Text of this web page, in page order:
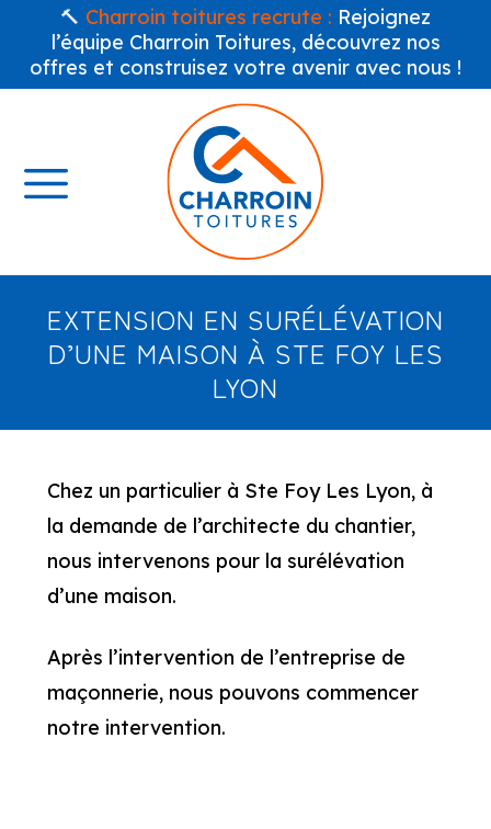
🔨 Charroin toitures recrute : Rejoignez
l’équipe Charroin Toitures, découvrez nos
offres et construisez votre avenir avec nous !
EXTENSION EN SURÉLÉVATION
D’UNE MAISON À STE FOY LES
LYON
Chez un particulier à Ste Foy Les Lyon, à
la demande de l’architecte du chantier,
nous intervenons pour la surélévation
d’une maison.
Après l’intervention de l’entreprise de
maçonnerie, nous pouvons commencer
notre intervention.